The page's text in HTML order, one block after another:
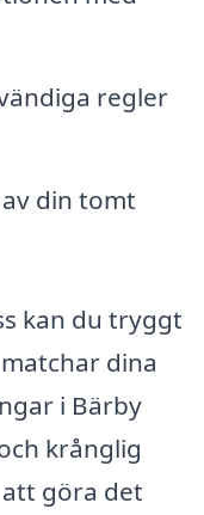
regler
din tomt
kan du tryggt
dina
i Bärby
krånglig
göra det